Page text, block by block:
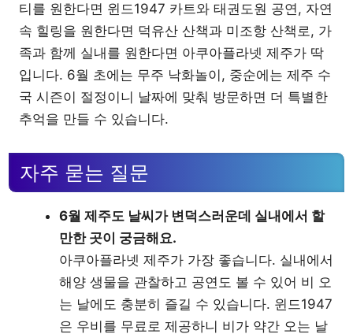
티를 원한다면 윈드1947 카트와 태권도원 공연, 자연
속 힐링을 원한다면 덕유산 산책과 미조항 산책로, 가
족과 함께 실내를 원한다면 아쿠아플라넷 제주가 딱
입니다. 6월 초에는 무주 낙화놀이, 중순에는 제주 수
국 시즌이 절정이니 날짜에 맞춰 방문하면 더 특별한
추억을 만들 수 있습니다.
자주 묻는 질문
6월 제주도 날씨가 변덕스러운데 실내에서 할
만한 곳이 궁금해요.
아쿠아플라넷 제주가 가장 좋습니다. 실내에서
해양 생물을 관찰하고 공연도 볼 수 있어 비 오
는 날에도 충분히 즐길 수 있습니다. 윈드1947
은 우비를 무료로 제공하니 비가 약간 오는 날